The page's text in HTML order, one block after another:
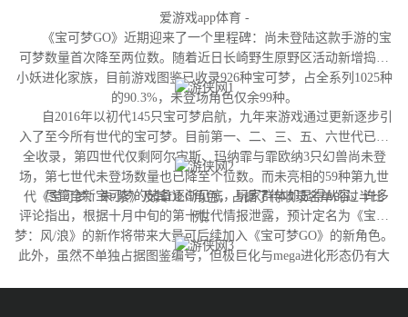
爱游戏app体育 -
《宝可梦GO》近期迎来了一个里程碑：尚未登陆这款手游的宝
可梦数量首次降至两位数。随着近日长崎野生原野区活动新增捣蛋
小妖进化家族，目前游戏图鉴已收录926种宝可梦，占全系列1025种
的90.3%，未登场角色仅余99种。
自2016年以初代145只宝可梦启航，九年来游戏通过更新逐步引
入了至今所有世代的宝可梦。目前第一、二、三、五、六世代已完
全收录，第四世代仅剩阿尔宙斯、玛纳霏与霏欧纳3只幻兽尚未登
场，第七世代未登场数量也已降至个位数。而未亮相的59种第九世
代《宝可梦：朱/紫》及其DLC角色，占据了待收录名单的过半比
例。
尽管全新宝可梦的储备逐渐见底，玩家群体却显得从容。许多
评论指出，根据十月中旬的第十世代情报泄露，预计定名为《宝可
梦：风/浪》的新作将带来大量可后续加入《宝可梦GO》的新角色。
此外，虽然不单独占据图鉴编号，但极巨化与mega进化形态仍有大